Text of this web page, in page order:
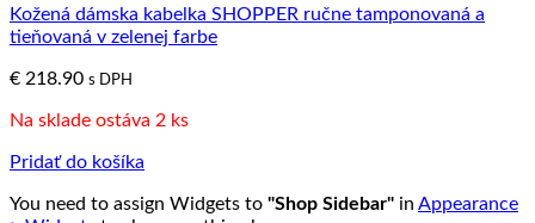
Kožená dámska kabelka SHOPPER ručne tamponovaná a
tieňovaná v zelenej farbe
€ 218.90 s DPH
Na sklade ostáva 2 ks
Pridať do košíka
You need to assign Widgets to "Shop Sidebar" in Appearance